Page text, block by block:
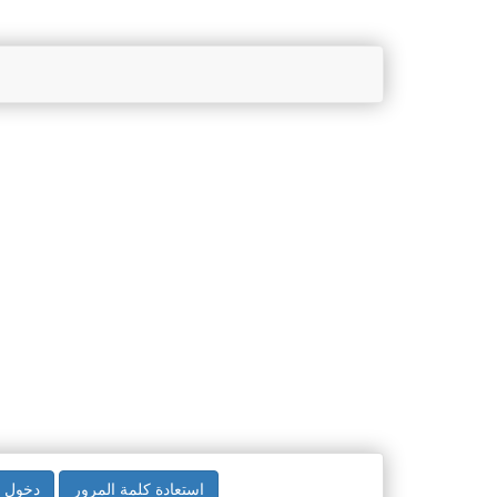
دخول استعادة كلمة المرور